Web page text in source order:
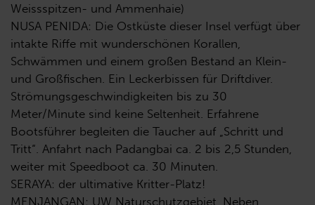
Weissspitzen- und Ammenhaie)
NUSA PENIDA: Die Ostküste dieser Insel verfügt über
intakte Riffe mit wunderschönen Korallen,
Schwämmen und einem großen Bestand an Klein-
und Großfischen. Ein Leckerbissen für Driftdiver.
Strömungsgeschwindigkeiten bis zu 30
Meter/Minute sind keine Seltenheit. Erfahrene
Bootsführer begleiten die Taucher auf „Schritt und
Tritt“. Anfahrt nach Padangbai ca. 2 bis 2,5 Stunden,
weiter mit Speedboot ca. 30 Minuten.
SERAYA: der ultimative Kritter-Platz!
MENJANGAN: UW Naturschutzgebiet. Neben